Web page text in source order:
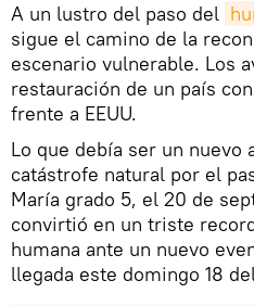
A un lustro del paso del
sigue el camino de la
escenario vulnerable. Los
restauración de un país
frente a EEUU.
Lo que debía ser un nuevo
catástrofe natural por el
María grado 5, el 20 de
convirtió en un triste
humana ante un nuevo
llegada este domingo 18